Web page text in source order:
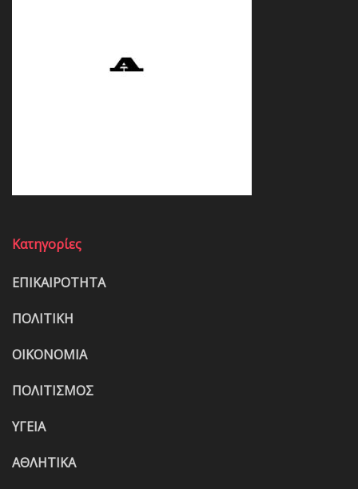
Κατηγορίες
ΕΠΙΚΑΙΡΟΤΗΤΑ
ΠΟΛΙΤΙΚΗ
ΟΙΚΟΝΟΜΙΑ
ΠΟΛΙΤΙΣΜΟΣ
ΥΓΕΙΑ
ΑΘΛΗΤΙΚΑ